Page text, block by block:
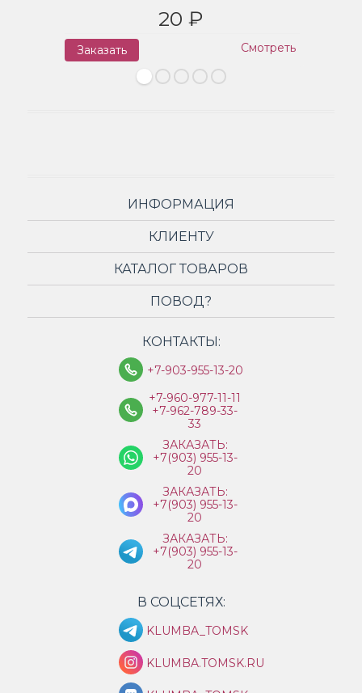
20 ₽
Заказать Смотреть
ИНФОРМАЦИЯ
КЛИЕНТУ
КАТАЛОГ ТОВАРОВ
ПОВОД?
КОНТАКТЫ:
+7-903-955-13-20
+7-960-977-11-11
+7-962-789-33-
33
ЗАКАЗАТЬ:
+7(903) 955-13-
20
ЗАКАЗАТЬ:
+7(903) 955-13-
20
ЗАКАЗАТЬ:
+7(903) 955-13-
20
В СОЦСЕТЯХ:
KLUMBA_TOMSK
KLUMBA.TOMSK.RU